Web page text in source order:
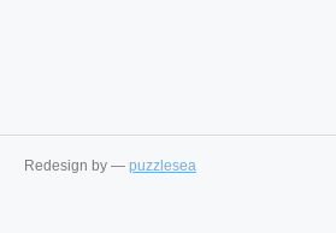
Redesign by — puzzlesea